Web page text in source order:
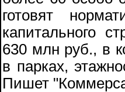
готовят
капитального
630 млн руб., в
в парках,
Пишет